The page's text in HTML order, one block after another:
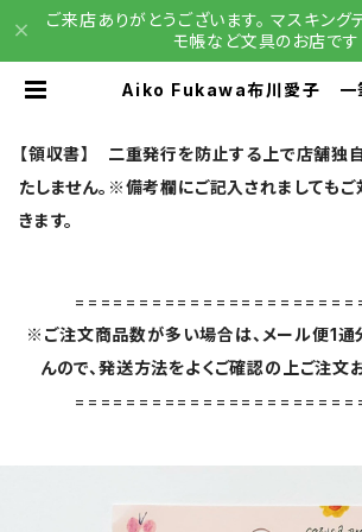
ご来店ありがとうございます。 マスキング
モ帳など文具のお店です
Aiko Fukawa布川愛子 一
BASE店
【領収書】 二重発行を防止する上で店舗独
たしません。※備考欄にご記入されましても
きます。
※ご注文商品数が多い場合は、メール便1通
んので、発送方法をよくご確認の上ご注文